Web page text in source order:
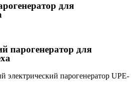
для
парогенератор для